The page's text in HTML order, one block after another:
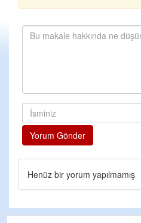
Yorum Gönder
Henüz bir yorum yapılmamış